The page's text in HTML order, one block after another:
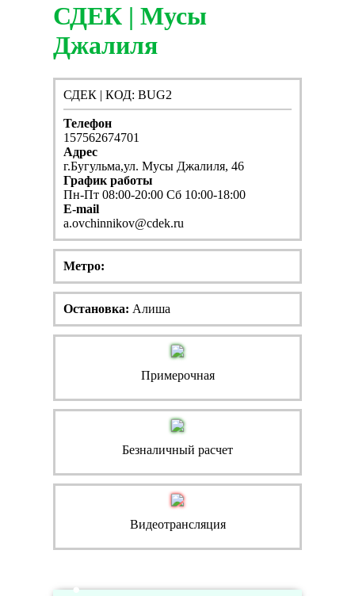
СДЕК | Мусы
Джалиля
СДЕК | КОД: BUG2
Телефон
157562674701
Адрес
г.Бугульма,ул. Мусы Джалиля, 46
График работы
Пн-Пт 08:00-20:00 Сб 10:00-18:00
E-mail
a.ovchinnikov@cdek.ru
Метро:
Остановка: Алиша
Примерочная
Безналичный расчет
Видеотрансляция